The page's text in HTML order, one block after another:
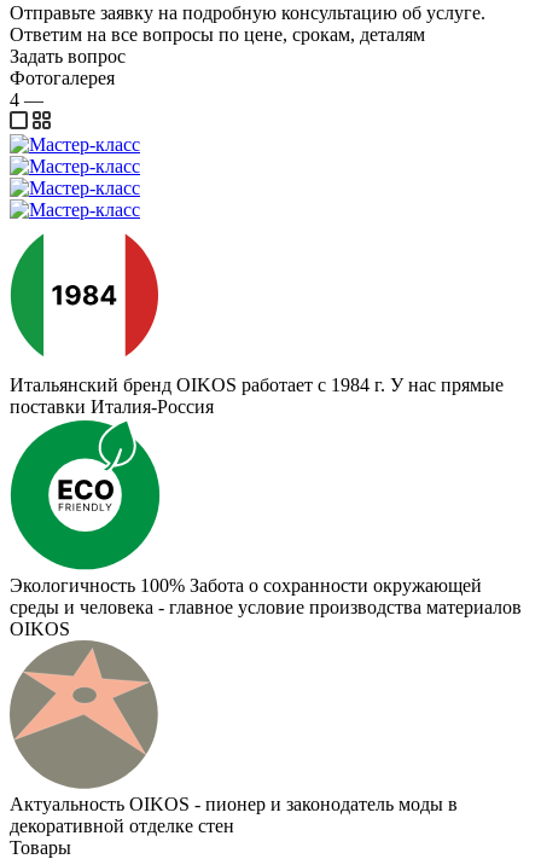
Отправьте заявку на подробную консультацию об услуге.
Ответим на все вопросы по цене, срокам, деталям
Задать вопрос
Фотогалерея
4 —
Итальянский бренд OIKOS работает с 1984 г. У нас прямые
поставки Италия-Россия
Экологичность 100% Забота о сохранности окружающей
среды и человека - главное условие производства материалов
OIKOS
Актуальность OIKOS - пионер и законодатель моды в
декоративной отделке стен
Товары